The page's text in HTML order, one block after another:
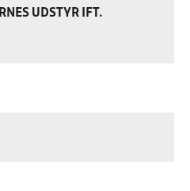
UDSTYR IFT.